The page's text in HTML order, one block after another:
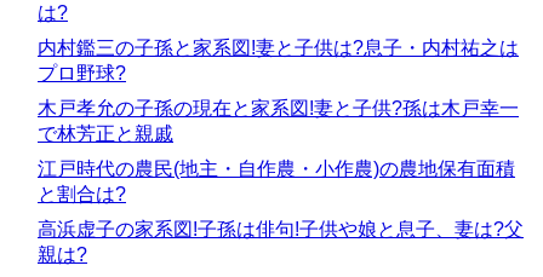
は?
内村鑑三の子孫と家系図!妻と子供は?息子・内村祐之は
プロ野球?
木戸孝允の子孫の現在と家系図!妻と子供?孫は木戸幸一
で林芳正と親戚
江戸時代の農民(地主・自作農・小作農)の農地保有面積
と割合は?
高浜虚子の家系図!子孫は俳句!子供や娘と息子、妻は?父
親は?